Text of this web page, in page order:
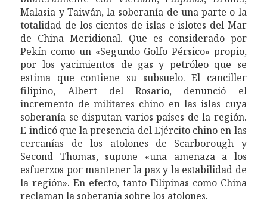
Malasia y Taiwán, la soberanía de una parte o la
totalidad de los cientos de islas e islotes del Mar
de China Meridional. Que es considerado por
Pekín como un «Segundo Golfo Pérsico» propio,
por los yacimientos de gas y petróleo que se
estima que contiene su subsuelo.El canciller
filipino, Albert del Rosario, denunció el
incremento de militares chino en las islas cuya
soberanía se disputan varios países de la región.
E indicó que la presencia del Ejército chino en las
cercanías de los atolones de Scarborough y
Second Thomas, supone «una amenaza a los
esfuerzos por mantener la paz y la estabilidad de
la región».En efecto, tanto Filipinas como China
reclamanla soberanía sobre los atolones.